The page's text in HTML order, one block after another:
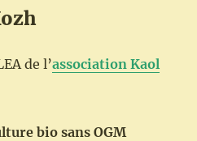
de l’association Kaol
bio sans OGM